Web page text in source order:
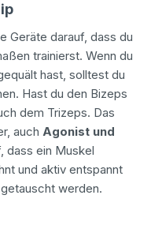
Geräte darauf, dass du
trainierst. Wenn du
hast, solltest du
Hast du den Bizeps
dem Trizeps. Das
auch Agonist und
dass ein Muskel
und aktiv entspannt
werden.